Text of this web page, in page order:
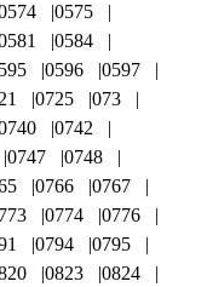
0575
0584
0596
0597
0725
073
0742
0747
0748
0766
0767
0774
0776
0794
0795
0823
0824